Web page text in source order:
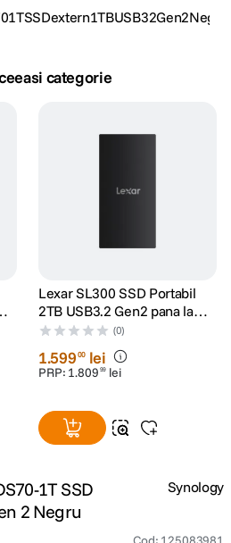
categorie
Lexar SL300 SSD Portabil
2TB USB3.2 Gen2 pana la
R1050/W1000
(0)
1.59900 lei
PRP: 1.809 99 lei
1T SSD
2 Negru
Synology